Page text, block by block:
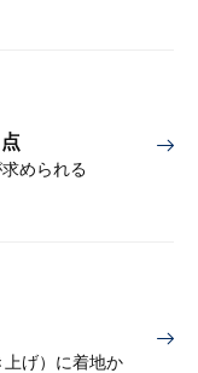
められる
げ）に着地か